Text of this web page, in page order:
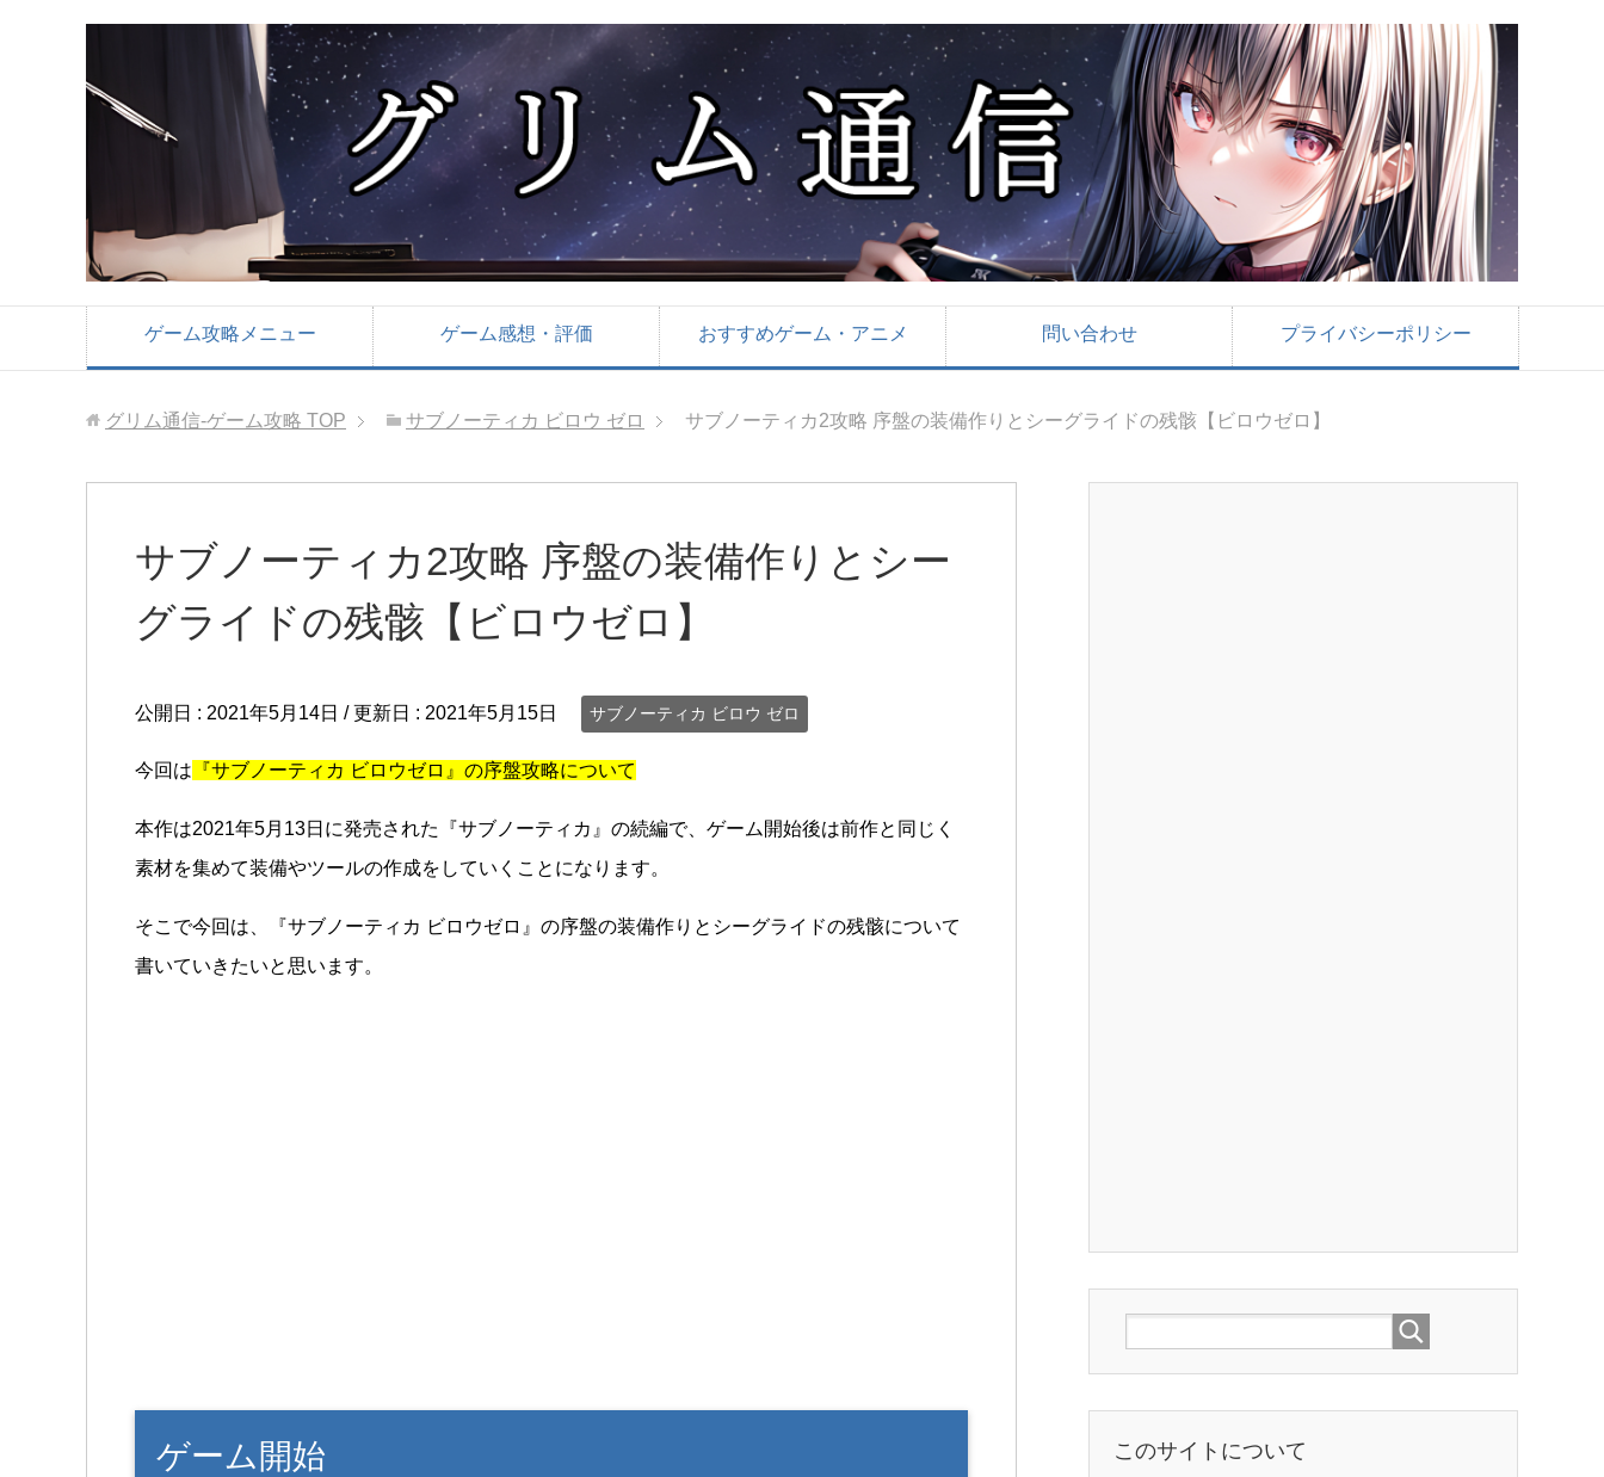
ゲーム攻略メニュー ゲーム感想・評価 おすすめゲーム・アニメ 問い合わせ プライバシーポリシー
グリム通信-ゲーム攻略 TOP サブノーティカ ビロウ ゼロ サブノーティカ2攻略 序盤の装備作りとシーグライドの残骸【ビロウゼロ】
サブノーティカ2攻略 序盤の装備作りとシー
グライドの残骸【ビロウゼロ】
公開日 : 2021年5月14日 / 更新日 : 2021年5月15日 サブノーティカ ビロウ ゼロ
今回は 『サブノーティカ ビロウゼロ』の序盤攻略について
本作は2021年5月13日に発売された『サブノーティカ』の続編で、ゲーム開始後は前作と同じく
素材を集めて装備やツールの作成をしていくことになります。
そこで今回は、『サブノーティカ ビロウゼロ』の序盤の装備作りとシーグライドの残骸について
書いていきたいと思います。
ゲーム開始 このサイトについて